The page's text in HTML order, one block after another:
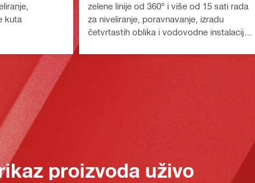
kuta
zelene linije od 360° i više od 15 sati rada
za niveliranje, poravnavanje, izradu
četvrtastih oblika i vodovodne instalacije
proizvoda uživo